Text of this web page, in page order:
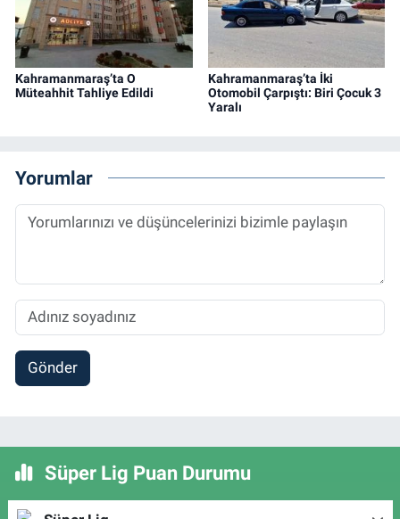
Kahramanmaraş’ta O
Müteahhit Tahliye Edildi
Kahramanmaraş’ta İki
Otomobil Çarpıştı: Biri Çocuk 3
Yaralı
Yorumlar
Gönder
Süper Lig Puan Durumu